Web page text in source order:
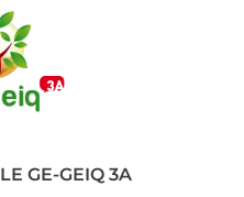
LE GE-GEIQ 3A